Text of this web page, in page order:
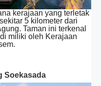
kerajaan yang terletak
5 kilometer dari
Taman ini terkenal
miliki oleh Kerajaan
Soekasada